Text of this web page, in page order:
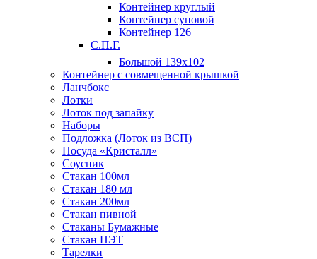
Контейнер круглый
Контейнер суповой
Контейнер 126
С.П.Г.
Большой 139х102
Контейнер с совмещенной крышкой
Ланчбокс
Лотки
Лоток под запайку
Наборы
Подложка (Лоток из ВСП)
Посуда «Кристалл»
Соусник
Стакан 100мл
Стакан 180 мл
Стакан 200мл
Стакан пивной
Стаканы Бумажные
Стакан ПЭТ
Тарелки